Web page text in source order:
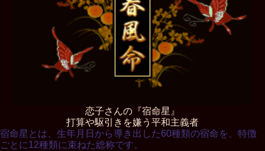
恋子さんの『宿命星』
打算や駆引きを嫌う平和主義者
宿命星とは、生年月日から導き出した60種類の宿命を、特徴
ごとに12種類に束ねた総称です。